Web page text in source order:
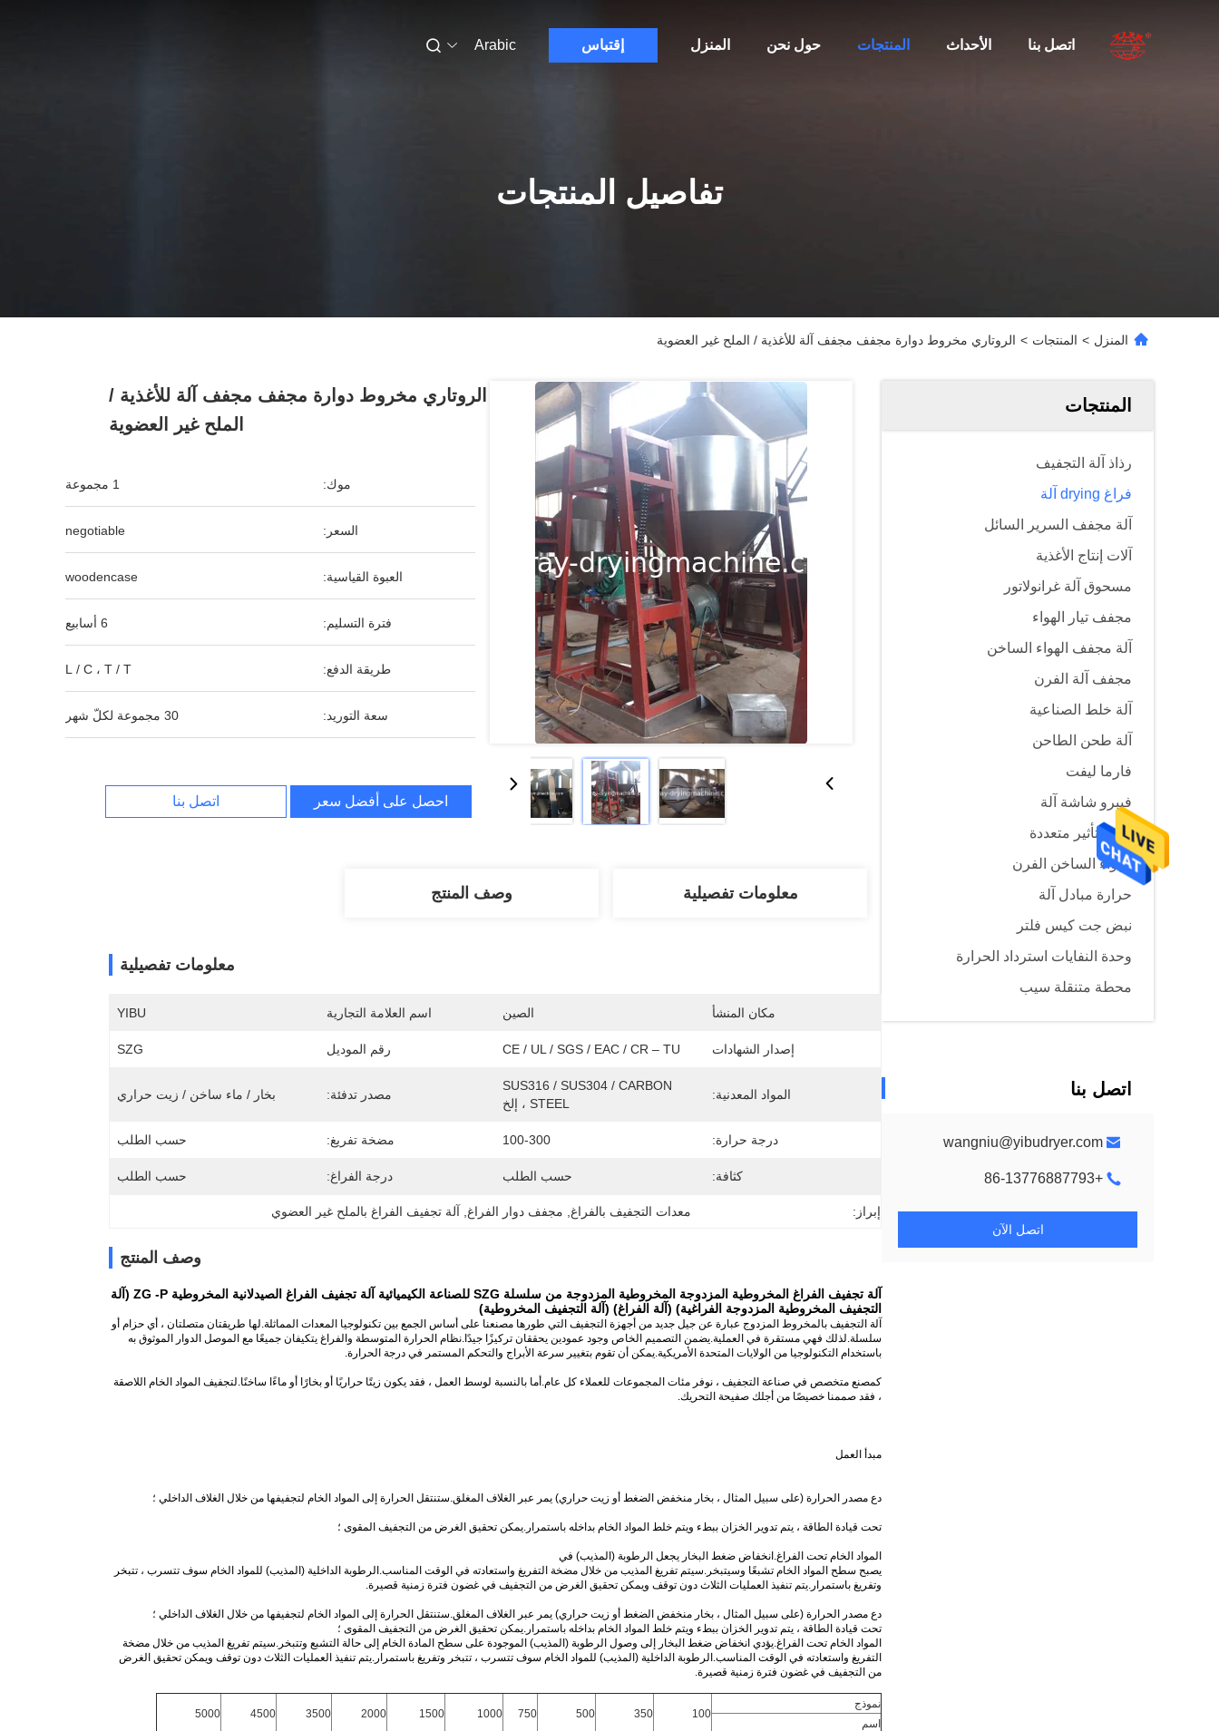
المنزل حول نحن المنتجات الأحداث اتصل بنا إقتباس Arabic
تفاصيل المنتجات
المنزل > المنتجات > الروتاري مخروط دوارة مجفف مجفف آلة للأغذية / الملح غير العضوية
المنتجات
رذاذ آلة التجفيف
فراغ drying آلة
آلة مجفف السرير السائل
آلات إنتاج الأغذية
مسحوق آلة غرانولاتور
مجفف تيار الهواء
آلة مجفف الهواء الساخن
مجفف آلة الفرن
آلة خلط الصناعية
آلة طحن الطاحن
فارما ليفت
فيبرو شاشة آلة
مبخر تأثير متعددة
الهواء الساخن الفرن
حرارة مبادل آلة
نبض جت كيس فلتر
وحدة النفايات استرداد الحرارة
محطة متنقلة سيب
اتصل بنا
wangniu@yibudryer.com
+86-13776887793
اتصل الآن
الروتاري مخروط دوارة مجفف مجفف آلة للأغذية /
الملح غير العضوية
موك: 1 مجموعة
السعر: negotiable
العبوة القياسية: woodencase
فترة التسليم: 6 أسابيع
طريقة الدفع: L / C ، T / T
سعة التوريد: 30 مجموعة لكلّ شهر
احصل على أفضل سعر اتصل بنا
معلومات تفصيلية وصف المنتج
معلومات تفصيلية
مكان المنشأ الصين اسم العلامة التجارية YIBU
إصدار الشهادات CE / UL / SGS / EAC / CR – TU رقم الموديل SZG
المواد المعدنية:
SUS316 / SUS304 / CARBON
STEEL ، إلخ
مصدر تدفئة: بخار / ماء ساخن / زيت حراري
درجة حرارة: 100-300 مضخة تفريغ: حسب الطلب
كثافة: حسب الطلب درجة الفراغ: حسب الطلب
إبراز: معدات التجفيف بالفراغ مجفف دوار الفراغ آلة تجفيف الفراغ بالملح غير العضوي
وصف المنتج
آلة تجفيف الفراغ المخروطية المزدوجة المخروطية المزدوجة من سلسلة SZG للصناعة الكيميائية آلة تجفيف الفراغ الصيدلانية المخروطية ZG -P (آلة
التجفيف المخروطية المزدوجة الفراغية) (آلة الفراغ) (آلة التجفيف المخروطية)
آلة التجفيف بالمخروط المزدوج عبارة عن جيل جديد من أجهزة التجفيف التي طورها مصنعنا على أساس الجمع بين تكنولوجيا المعدات المماثلة.لها طريقتان متصلتان ، أي حزام أو
سلسلة.لذلك فهي مستقرة في العملية.يضمن التصميم الخاص وجود عمودين يحققان تركيزًا جيدًا.نظام الحرارة المتوسطة والفراغ يتكيفان جميعًا مع الموصل الدوار الموثوق به
باستخدام التكنولوجيا من الولايات المتحدة الأمريكية.يمكن أن تقوم بتغيير سرعة الأبراج والتحكم المستمر في درجة الحرارة.
كمصنع متخصص في صناعة التجفيف ، نوفر مئات المجموعات للعملاء كل عام.أما بالنسبة لوسط العمل ، فقد يكون زيتًا حراريًا أو بخارًا أو ماءًا ساخنًا.لتجفيف المواد الخام اللاصقة
، فقد صممنا خصيصًا من أجلك صفيحة التحريك.
مبدأ العمل
دع مصدر الحرارة (على سبيل المثال ، بخار منخفض الضغط أو زيت حراري) يمر عبر الغلاف المغلق.ستنتقل الحرارة إلى المواد الخام لتجفيفها من خلال الغلاف الداخلي ؛
تحت قيادة الطاقة ، يتم تدوير الخزان ببطء ويتم خلط المواد الخام بداخله باستمرار.يمكن تحقيق الغرض من التجفيف المقوى ؛
المواد الخام تحت الفراغ.انخفاض ضغط البخار يجعل الرطوبة (المذيب) في
يصبح سطح المواد الخام تشبعًا وسيتبخر.سيتم تفريغ المذيب من خلال مضخة التفريغ واستعادته في الوقت المناسب.الرطوبة الداخلية (المذيب) للمواد الخام سوف تتسرب ، تتبخر
وتفريغ باستمرار.يتم تنفيذ العمليات الثلاث دون توقف ويمكن تحقيق الغرض من التجفيف في غضون فترة زمنية قصيرة.
دع مصدر الحرارة (على سبيل المثال ، بخار منخفض الضغط أو زيت حراري) يمر عبر الغلاف المغلق.ستنتقل الحرارة إلى المواد الخام لتجفيفها من خلال الغلاف الداخلي ؛
تحت قيادة الطاقة ، يتم تدوير الخزان ببطء ويتم خلط المواد الخام بداخله باستمرار.يمكن تحقيق الغرض من التجفيف المقوى ؛
المواد الخام تحت الفراغ.يؤدي انخفاض ضغط البخار إلى وصول الرطوبة (المذيب) الموجودة على سطح المادة الخام إلى حالة التشبع وتتبخر.سيتم تفريغ المذيب من خلال مضخة
التفريغ واستعادته في الوقت المناسب.الرطوبة الداخلية (المذيب) للمواد الخام سوف تتسرب ، تتبخر وتفريغ باستمرار.يتم تنفيذ العمليات الثلاث دون توقف ويمكن تحقيق الغرض
من التجفيف في غضون فترة زمنية قصيرة.
نموذج
100
350
500
750
1000
1500
2000
3500
4500
5000
اسم